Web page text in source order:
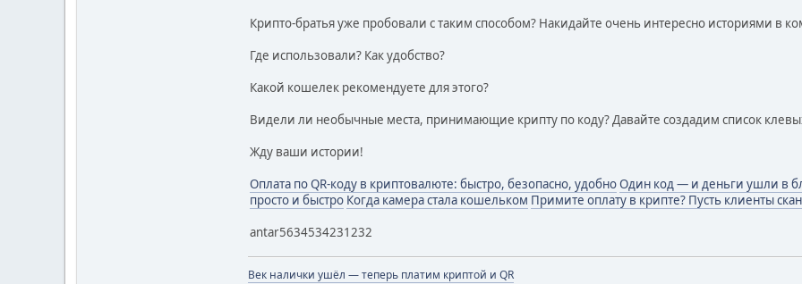
Крипто-братья уже пробовали с таким способом? Накидайте очень интересно историями в
Где использовали? Как удобство?
Какой кошелек рекомендуете для этого?
Видели ли необычные места, принимающие крипту по коду? Давайте создадим список
Жду ваши истории!
Оплата по QR-коду в криптовалюте: быстро, безопасно, удобноОдин код — и деньги ушли в
просто и быстро Когда камера стала кошельком Примите оплату в крипте? Пусть клиенты
antar5634534231232
Век налички ушёл — теперь платим криптой и QR